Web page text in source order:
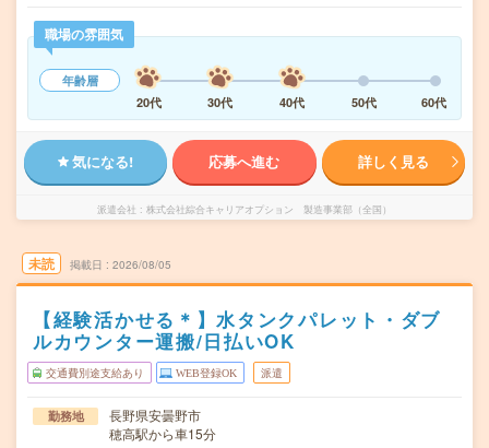
職場の雰囲気
年齢層
20代
30代 40代 50代 60代
気になる! 応募へ進む 詳しく見る
派遣会社 株式会社綜合キャリアオプション 製造事業部（全国）
未読 掲載日 2026/08/05
【経験活かせる＊】水タンクパレット・ダブ
ルカウンター運搬/日払いOK
交通費別途支給あり WEB登録OK 派遣
勤務地
長野県安曇野市
穂高駅から車15分